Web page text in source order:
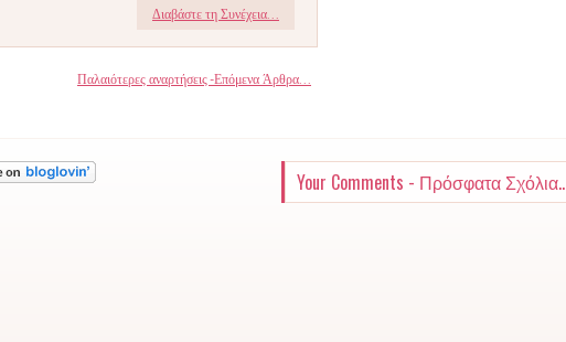
Διαβάστε τη Συνέχεια...
Παλαιότερες αναρτήσεις -Επόμενα Άρθρα...
Your Comments - Πρόσφατα Σχόλια..